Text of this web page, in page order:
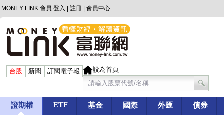
MONEY LINK 會員 登入 註冊 會員中心
台股 新聞 訂閱電子報 設為首頁
證期權 ETF 基金 國際 外匯 債券